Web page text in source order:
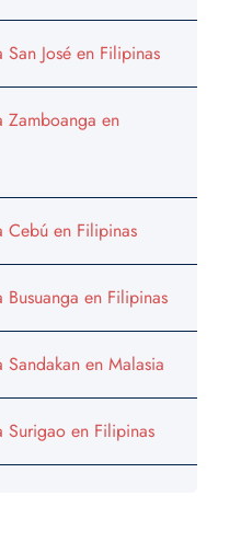
José en Filipinas
Zamboanga en
Cebú en Filipinas
en Filipinas
en Malasia
Surigao en Filipinas